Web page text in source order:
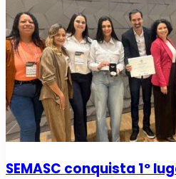
SEMASC conquista 1º